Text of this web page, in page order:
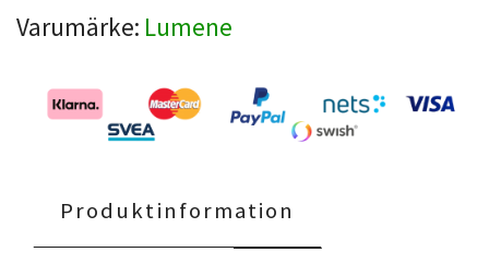
Varumärke: Lumene
Produktinformation